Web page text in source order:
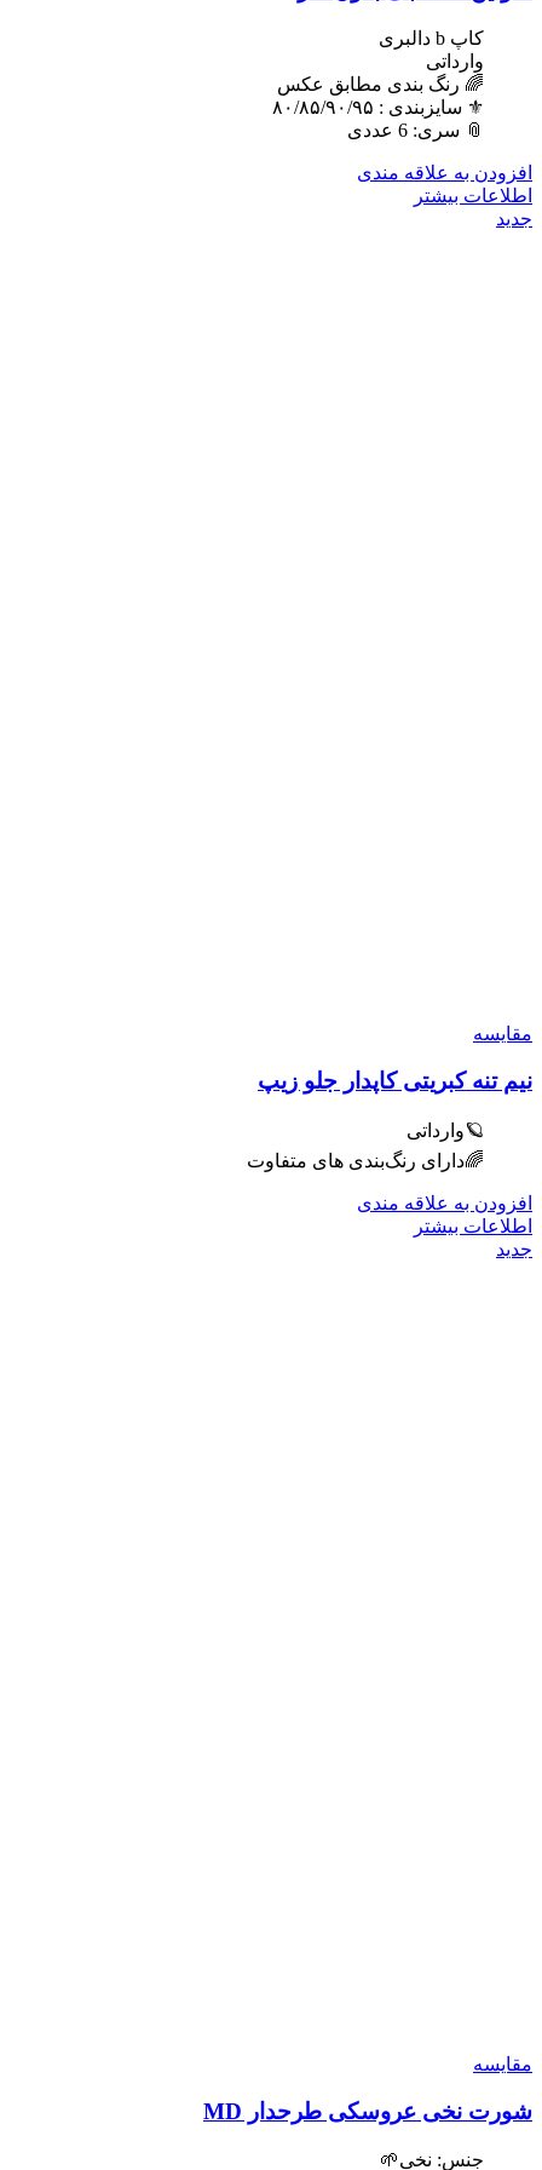
کاپ b دالبری
وارداتی
🌈 رنگ بندی مطابق عکس
⚜️ سایزبندی : ٨٠/٨۵/٩٠/٩۵
📎 سری: 6 عددی
افزودن به علاقه مندی
اطلاعات بیشتر
جدید
مقایسه
نیم تنه کبریتی کاپدار جلو زیپ
🪐وارداتی
🌈دارای رنگ‌بندی های متفاوت
افزودن به علاقه مندی
اطلاعات بیشتر
جدید
مقایسه
شورت نخی عروسکی طرحدار MD
جنس: نخی🌱